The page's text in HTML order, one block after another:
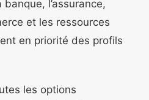
l’assurance,
et les ressources
en priorité des profils
les options